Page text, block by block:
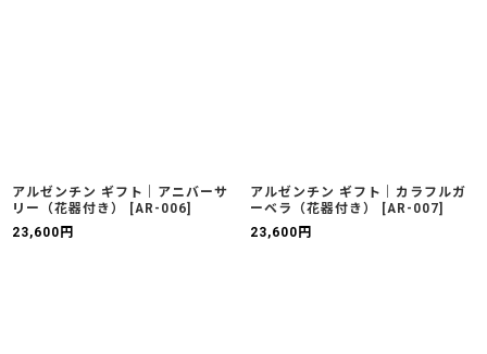
アルゼンチン ギフト｜アニバーサ
リー（花器付き）
[AR-006]
23,600 円
アルゼンチン ギフト｜カラフルガ
ーベラ（花器付き）
[AR-007]
23,600 円